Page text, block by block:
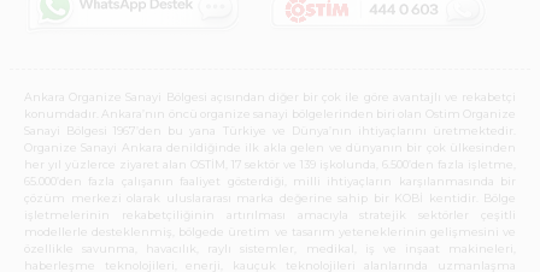
Ankara Organize Sanayi Bölgesi açısından diğer bir çok ile göre avantajlı ve rekabetçi
konumdadır. Ankara’nın öncü organize sanayi bölgelerinden biri olan Ostim Organize
Sanayi Bölgesi 1967’den bu yana Türkiye ve Dünya’nın ihtiyaçlarını üretmektedir.
Organize Sanayi Ankara denildiğinde ilk akla gelen ve dünyanın bir çok ülkesinden
her yıl yüzlerce ziyaret alan OSTİM, 17 sektör ve 139 işkolunda, 6.500’den fazla işletme,
65.000’den fazla çalışanın faaliyet gösterdiği, milli ihtiyaçların karşılanmasında bir
çözüm merkezi olarak uluslararası marka değerine sahip bir KOBİ kentidir. Bölge
işletmelerinin rekabetçiliğinin artırılması amacıyla stratejik sektörler çeşitli
modellerle desteklenmiş, bölgede üretim ve tasarım yeteneklerinin gelişmesini ve
özellikle savunma, havacılık, raylı sistemler, medikal, iş ve inşaat makineleri,
haberleşme teknolojileri, enerji, kauçuk teknolojileri alanlarında uzmanlaşma